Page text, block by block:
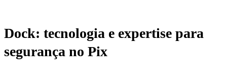
Dock: tecnologia e expertise para
segurança no Pix